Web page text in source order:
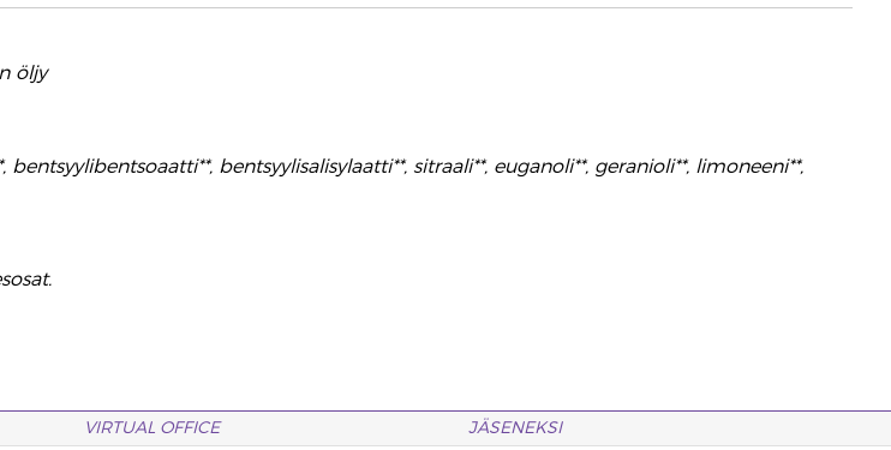
öljy
bentsyylibentsoaatti**, bentsyylisalisylaatti**, sitraali**, euganoli**, geranioli**, limoneeni**,
VIRTUAL OFFICE JÄSENEKSI